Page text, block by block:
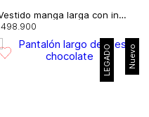
Vestido manga larga con insumos
498 900
Nuevo
LEGADO